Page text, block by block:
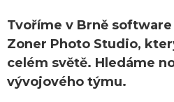
Tvoříme v Brně
Zoner Photo Studio,
celém světě. Hledáme
vývojového týmu.